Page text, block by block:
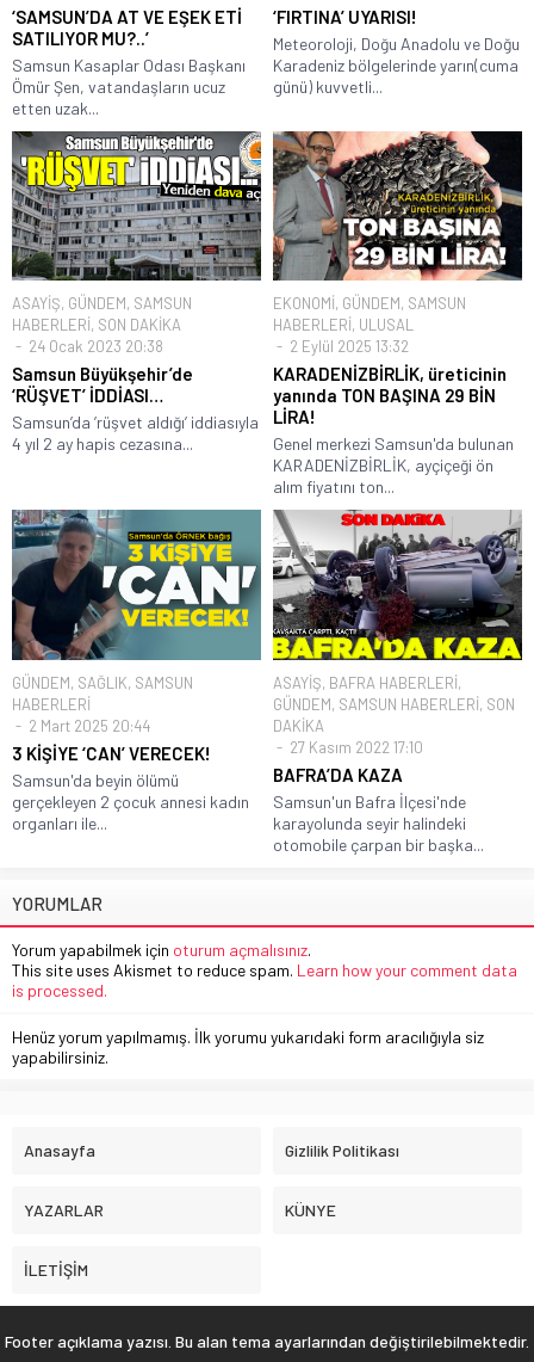
‘SAMSUN’DA AT VE EŞEK ETİ
SATILIYOR MU?..’
Samsun Kasaplar Odası Başkanı
Ömür Şen, vatandaşların ucuz
etten uzak...
‘FIRTINA’ UYARISI!
Meteoroloji, Doğu Anadolu ve Doğu
Karadeniz bölgelerinde yarın(cuma
günü) kuvvetli...
ASAYİŞ, GÜNDEM, SAMSUN
HABERLERİ, SON DAKİKA
24 Ocak 2023 20:38
Samsun Büyükşehir’de
‘RÜŞVET’ İDDİASI…
Samsun’da ’rüşvet aldığı’ iddiasıyla
4 yıl 2 ay hapis cezasına...
EKONOMİ, GÜNDEM, SAMSUN
HABERLERİ, ULUSAL
2 Eylül 2025 13:32
KARADENİZBİRLİK, üreticinin
yanında TON BAŞINA 29 BİN
LİRA!
Genel merkezi Samsun'da bulunan
KARADENİZBİRLİK, ayçiçeği ön
alım fiyatını ton...
GÜNDEM, SAĞLIK, SAMSUN
HABERLERİ
2 Mart 2025 20:44
3 KİŞİYE ‘CAN’ VERECEK!
Samsun'da beyin ölümü
gerçekleyen 2 çocuk annesi kadın
organları ile...
ASAYİŞ, BAFRA HABERLERİ,
GÜNDEM, SAMSUN HABERLERİ, SON
DAKİKA
27 Kasım 2022 17:10
BAFRA’DA KAZA
Samsun'un Bafra İlçesi'nde
karayolunda seyir halindeki
otomobile çarpan bir başka...
YORUMLAR
Yorum yapabilmek için oturum açmalısınız.
This site uses Akismet to reduce spam. Learn how your comment data
is processed.
Henüz yorum yapılmamış. İlk yorumu yukarıdaki form aracılığıyla siz
yapabilirsiniz.
Anasayfa Gizlilik Politikası
YAZARLAR KÜNYE
İLETİŞİM
Footer açıklama yazısı. Bu alan tema ayarlarından değiştirilebilmektedir.